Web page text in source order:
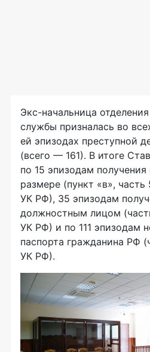
Экс-начальница
службы призналась во
ей эпизодах преступной
(всего — 161). В итоге
по 15 эпизодам
размере (пункт «в», часть
УК РФ), 35 эпизодам
должностным лицом
УК РФ) и по 111 эпизодам
паспорта гражданина РФ
УК РФ).